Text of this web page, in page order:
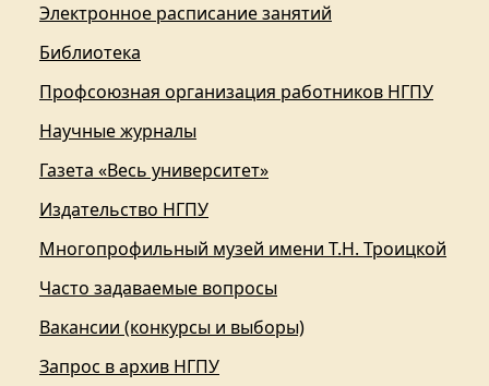
Электронное расписание занятий
Библиотека
Профсоюзная организация работников НГПУ
Научные журналы
Газета «Весь университет»
Издательство НГПУ
Многопрофильный музей имени Т.Н. Троицкой
Часто задаваемые вопросы
Вакансии (конкурсы и выборы)
Запрос в архив НГПУ